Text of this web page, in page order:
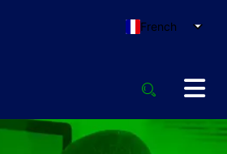
French